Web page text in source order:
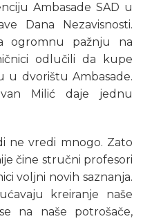
Ambasade SAD u
Dana Nezavisnosti.
ogromnu pažnju na
odlučili da kupe
u dvorištu Ambasade.
Milić daje jednu
ne vredi mnogo. Zato
čine stručni profesori
voljni novih saznanja.
kreiranje naše
na naše potrošače,